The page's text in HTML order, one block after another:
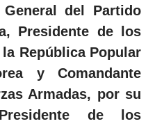
del Partido
Presidente de los
República Popular
y Comandante
Armadas, por su
de los